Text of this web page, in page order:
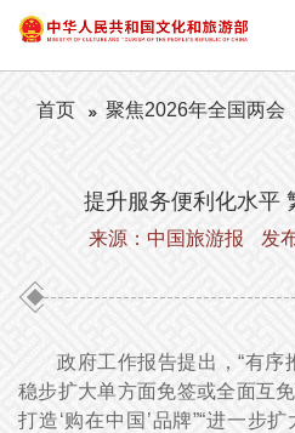
首页 聚焦2026年全国两会
提升服务便利化水平
来源：中国旅游报 发
政府工作报告提出，“有序
稳步扩大单方面免签或全面互免
打造‘购在中国’品牌”“进一步